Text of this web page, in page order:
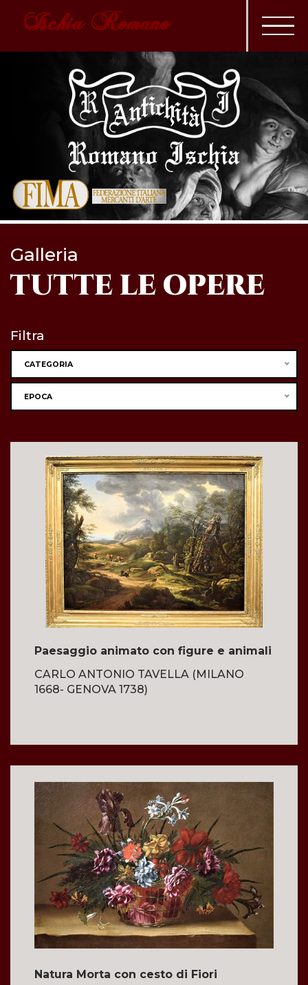
Ischia Romano
Galleria
TUTTE LE OPERE
Filtra
CATEGORIA
EPOCA
Paesaggio animato con figure e animali
CARLO ANTONIO TAVELLA (MILANO
1668- GENOVA 1738)
Natura Morta con cesto di Fiori